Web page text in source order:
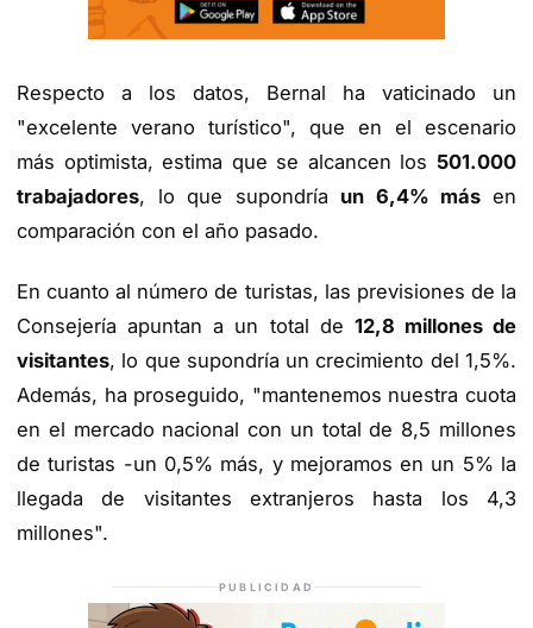
Respecto a los datos, Bernal ha vaticinado un
"excelente verano turístico", que en el escenario
más optimista, estima que se alcancen los 501.000
trabajadores, lo que supondría un 6,4% másen
comparación con el año pasado.
En cuanto al número de turistas, las previsiones de la
Consejería apuntan a un total de 12,8 millones de
visitantes, lo que supondría un crecimiento del 1,5%.
Además, ha proseguido, "mantenemos nuestra cuota
en el mercado nacional con un total de 8,5 millones
de turistas -un 0,5% más, y mejoramos en un 5% la
llegada de visitantes extranjeros hasta los 4,3
millones".
PUBLICIDAD